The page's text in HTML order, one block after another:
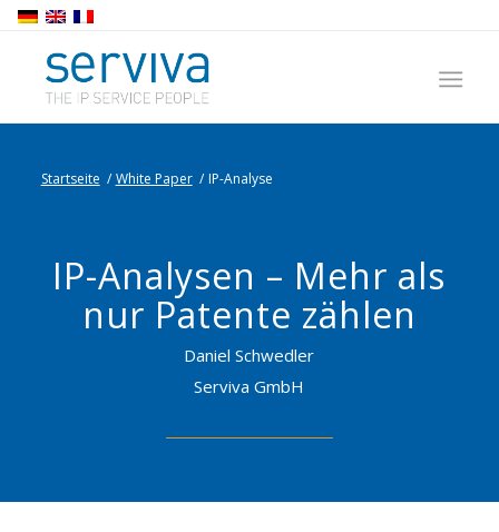
Startseite / White Paper / IP-Analyse
IP-Analysen – Mehr als
nur Patente zählen
Daniel Schwedler
Serviva GmbH